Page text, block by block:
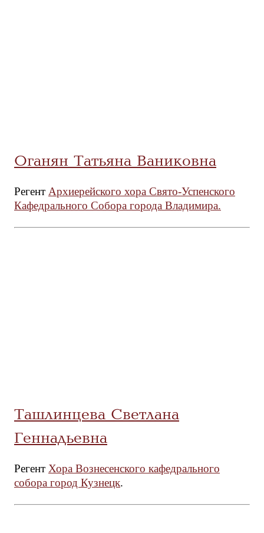
Оганян Татьяна Ваниковна
Регент Архиерейского хора Свято-Успенского
Кафедрального Собора города Владимира.
Ташлинцева Светлана
Геннадьевна
Регент Хора Вознесенского кафедрального
собора город Кузнецк.